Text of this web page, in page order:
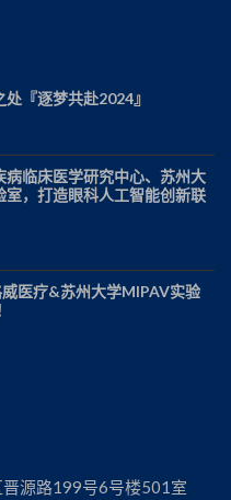
『逐梦共赴2024』
病临床医学研究中心、苏州大
，打造眼科人工智能创新联
医疗&苏州大学MIPAV实验
源路199号6号楼501室